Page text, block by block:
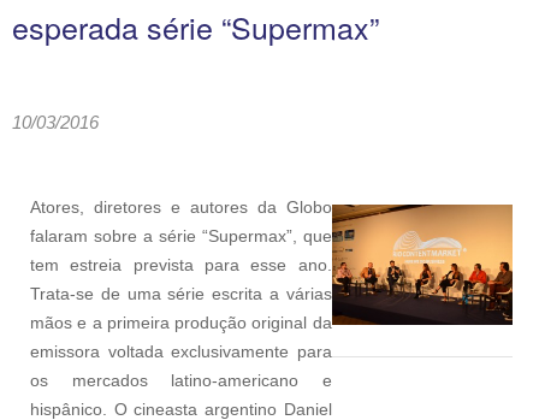
esperada série “Supermax”
10/03/2016
Atores, diretores e autores da Globo
falaram sobre a série “Supermax”, que
tem estreia prevista para esse ano.
Trata-se de uma série escrita a várias
mãos e a primeira produção original da
emissora voltada exclusivamente para
os mercados latino-americano e
hispânico. O cineasta argentino Daniel